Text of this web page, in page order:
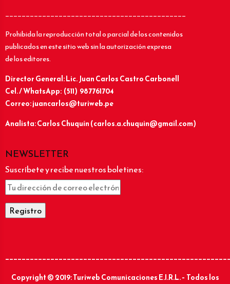
____________________________________________
Prohibida la reproducción total o parcial de los contenidos
publicados en este sitio web sin la autorización expresa
de los editores.
Director General: Lic.Juan Carlos Castro Carbonell
Cel. / WhatsApp: (511) 987761704
Correo: juancarlos@turiweb.pe
Analista: Carlos Chuquín (carlos.a.chuquin@gmail.com)
NEWSLETTER
Suscríbete y recibe nuestros boletines:
Copyright © 2019: Turiweb Comunicaciones E.I.R.L. – Todos los